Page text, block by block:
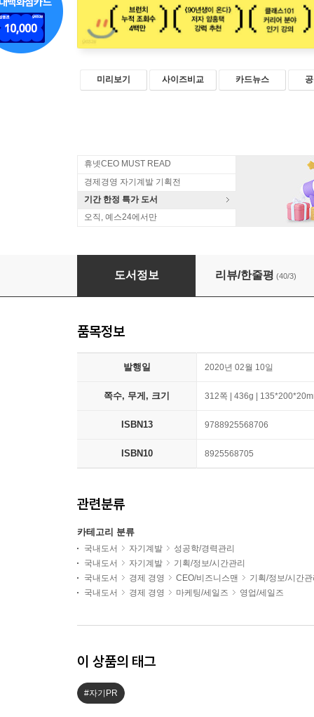
미리보기 사이즈비교 카드뉴스
휴넷CEO MUST READ
경제경영 자기계발 기획전
기간 한정 특가 도서
오직, 예스24에서만
팔리는 나를 만들어 팝니다
도서정보 리뷰/한줄평 (40/3)
품목정보
발행일 2020년 02월 10일
쪽수, 무게, 크기 312쪽 | 436g |
ISBN13 9788925568706
ISBN10 8925568705
관련분류
카테고리 분류
국내도서 자기계발
성공학/경력관리
국내도서
자기계발
기획/정보/시간관리
국내도서
경제 경영 CEO/비즈니스맨
기획/정보/시간
국내도서
경제 경영 마케팅/세일즈 영업/세일즈
이 상품의 태그
#자기PR